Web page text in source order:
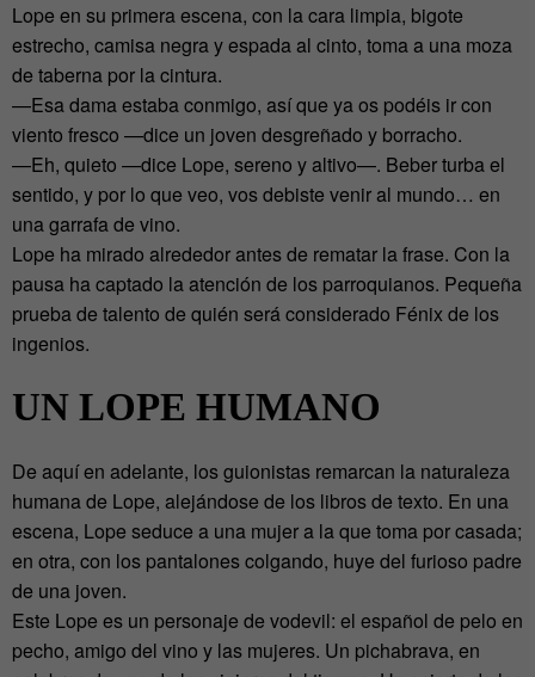
Lope en su primera escena, con la cara limpia, bigote
estrecho, camisa negra y espada al cinto, toma a una moza
de taberna por la cintura.
—Esa dama estaba conmigo, así que ya os podéis ir con
viento fresco —dice un joven desgreñado y borracho.
—Eh, quieto —dice Lope, sereno y altivo—. Beber turba el
sentido, y por lo que veo, vos debiste venir al mundo… en
una garrafa de vino.
Lope ha mirado alrededor antes de rematar la frase. Con la
pausa ha captado la atención de los parroquianos. Pequeña
prueba de talento de quién será considerado Fénix de los
ingenios.
UN LOPE HUMANO
De aquí en adelante, los guionistas remarcan la naturaleza
humana de Lope, alejándose de los libros de texto. En una
escena, Lope seduce a una mujer a la que toma por casada;
en otra, con los pantalones colgando, huye del furioso padre
de una joven.
Este Lope es un personaje de vodevil: el español de pelo en
pecho, amigo del vino y las mujeres. Un pichabrava, en